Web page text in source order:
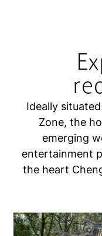
Ideally
Zone, the
emerging
entertainment
the heart